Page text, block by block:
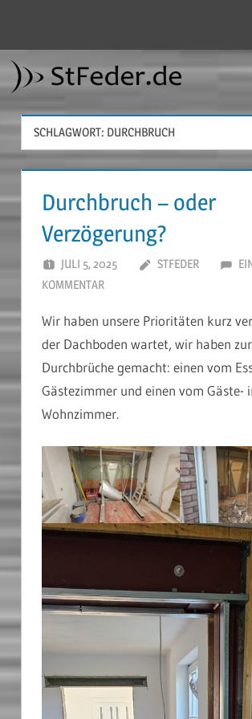
springen
SCHLAGWORT: DURCHBRUCH
Durchbruch – oder
Verzögerung?
JULI 5, 2025 STFEDER
KOMMENTAR
Wir haben unsere Prioritäten kurz
der Dachboden wartet, wir haben
Durchbrüche gemacht: einen vom
Gästezimmer und einen vom Gäste-
Wohnzimmer.